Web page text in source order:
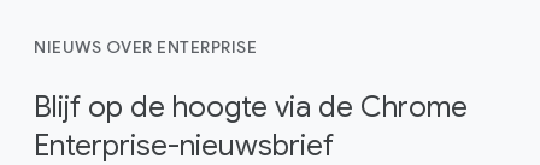
NIEUWS OVER ENTERPRISE
Blijf op de hoogte via de Chrome
Enterprise-nieuwsbrief